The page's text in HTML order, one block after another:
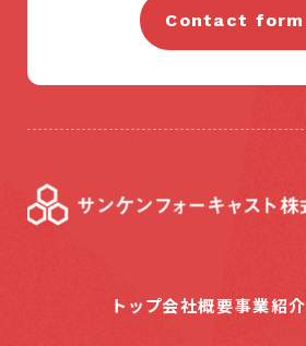
Contact form
トップ会社概要事業紹介